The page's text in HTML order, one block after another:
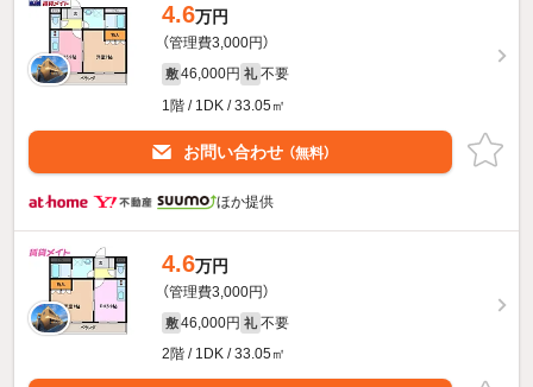
4.6万円
（管理費3,000円）
敷 46,000円 礼 不要
1階 / 1DK / 33.05㎡
お問い合わせ （無料）
ほか提供
4.6万円
（管理費3,000円）
敷 46,000円 礼 不要
2階 / 1DK / 33.05㎡